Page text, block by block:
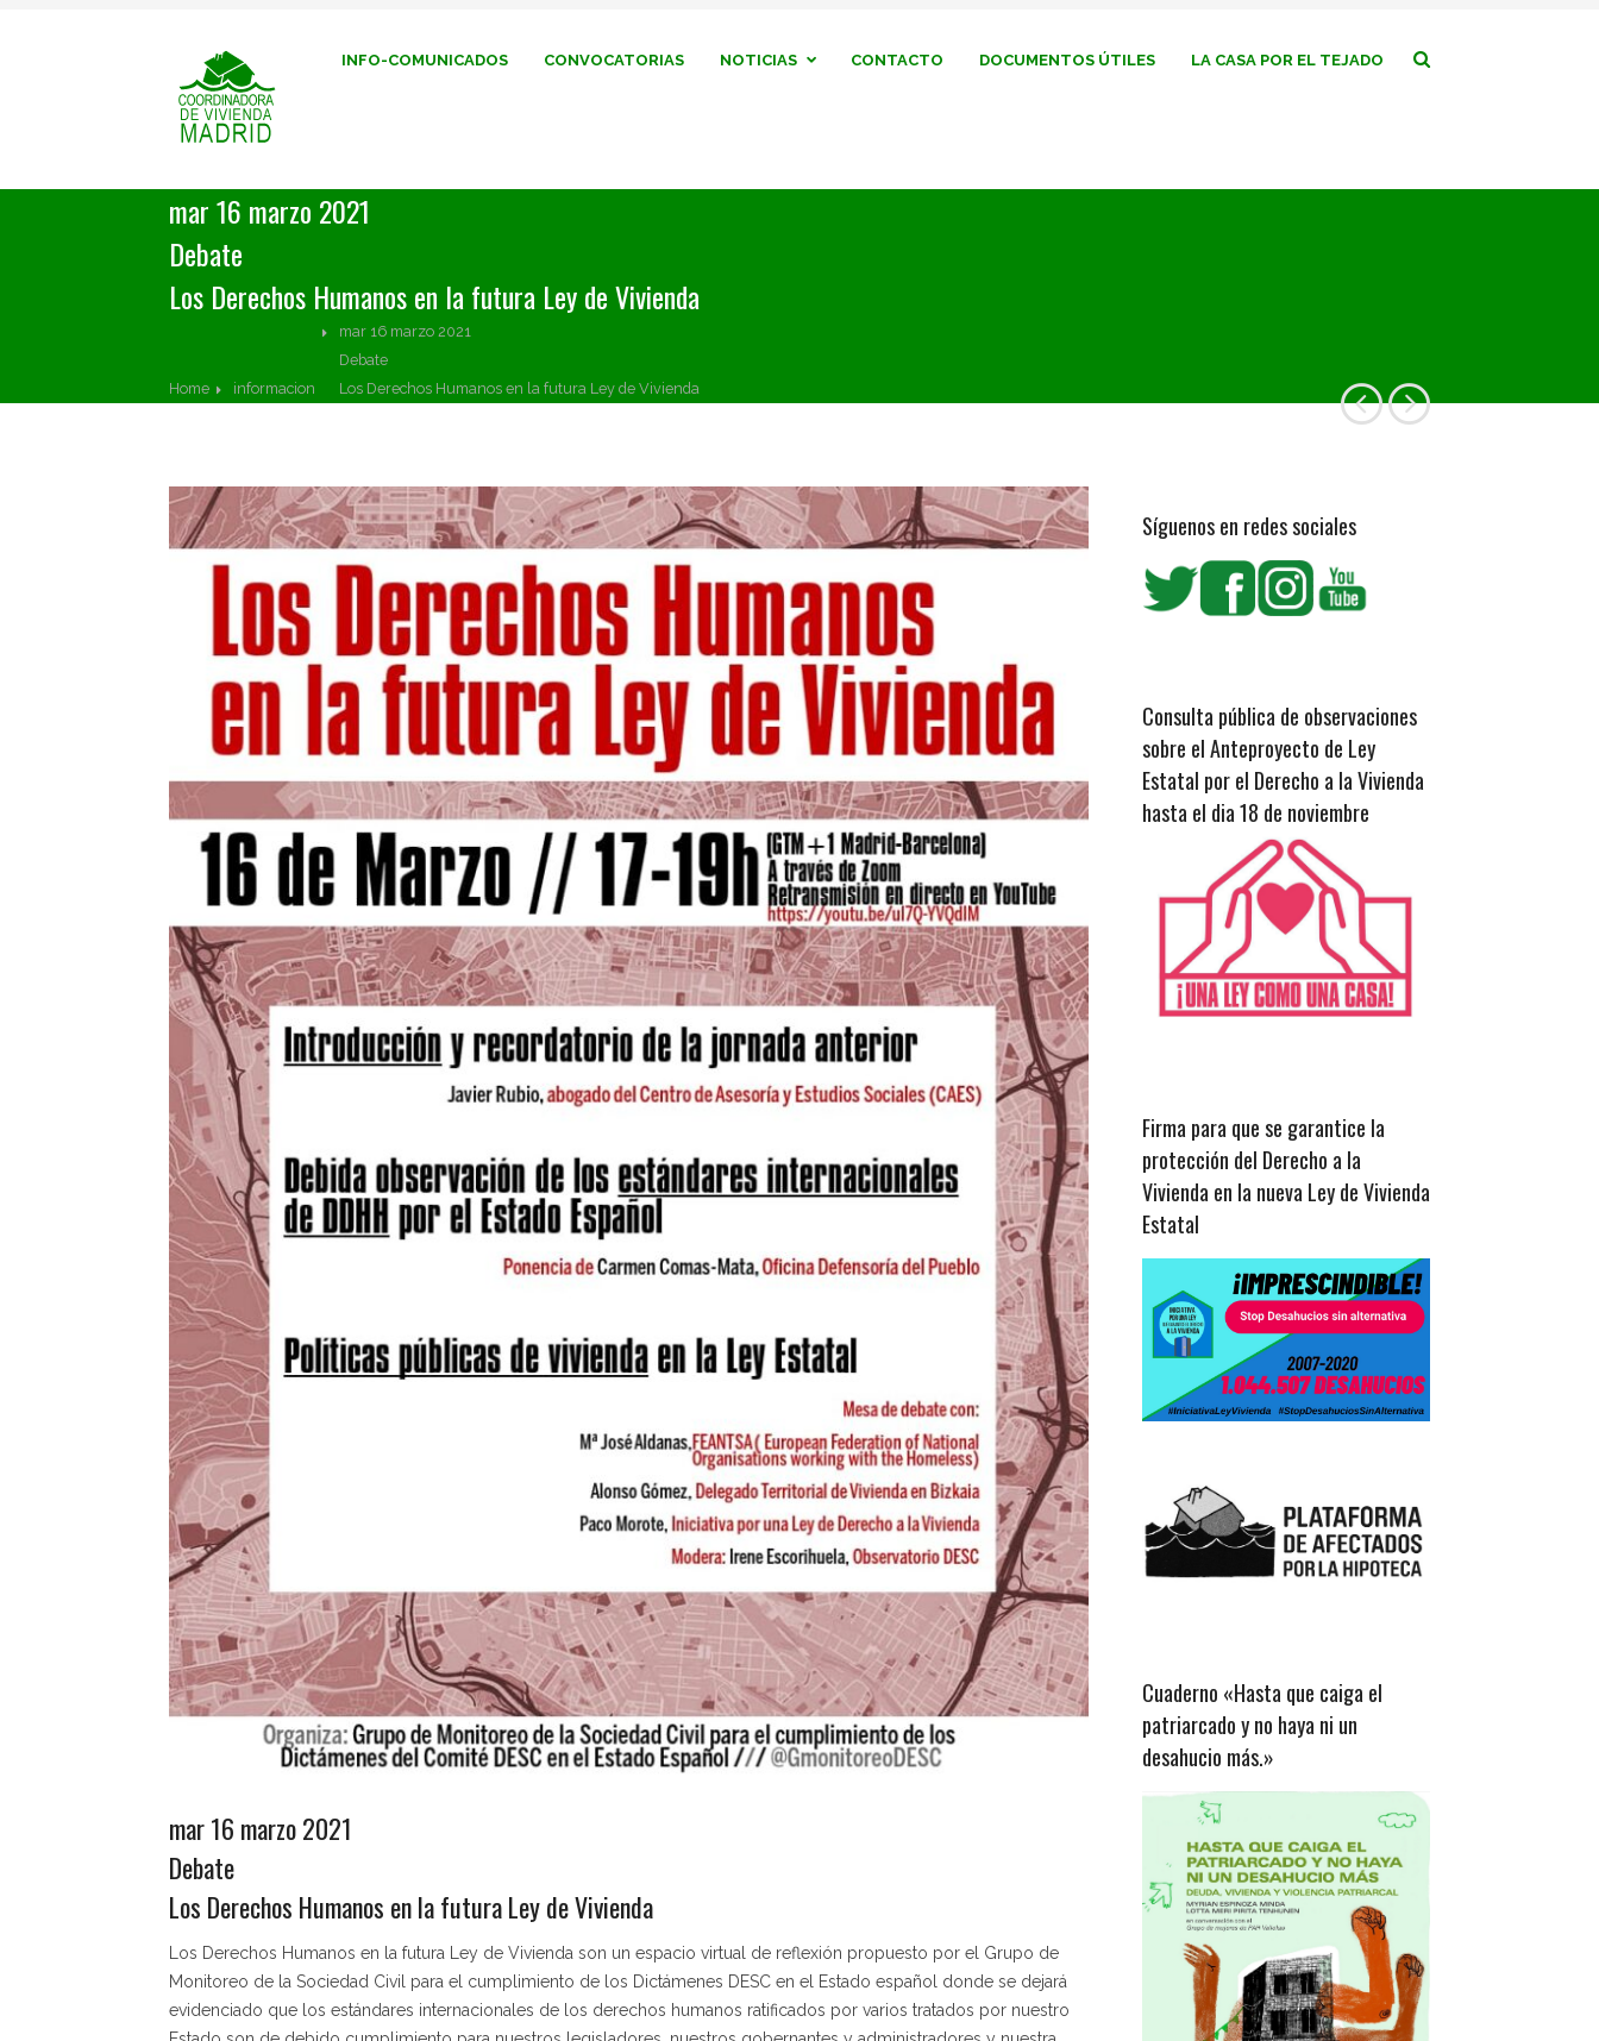
INFO-COMUNICADOS CONVOCATORIAS NOTICIAS CONTACTO DOCUMENTOS ÚTILES LA CASA POR EL TEJADO
mar 16 marzo 2021
Debate
Los Derechos Humanos en la futura Ley de Vivienda
Home informacion
mar 16 marzo 2021
Debate
Los Derechos Humanos en la futura Ley de Vivienda
mar 16 marzo 2021
Debate
Los Derechos Humanos en la futura Ley de Vivienda
Los Derechos Humanos en la futura Ley de Vivienda son un espacio virtual de reflexión propuesto por el Grupo de
Monitoreo de la Sociedad Civil para el cumplimiento de los Dictámenes DESC en el Estado español donde se dejará
evidenciado que los estándares internacionales de los derechos humanos ratificados por varios tratados por nuestro
Síguenos en redes sociales
Consulta pública de observaciones
sobre el Anteproyecto de Ley
Estatal por el Derecho a la Vivienda
hasta el dia 18 de noviembre
Firma para que se garantice la
protección del Derecho a la
Vivienda en la nueva Ley de Vivienda
Estatal
Cuaderno «Hasta que caiga el
patriarcado y no haya ni un
desahucio más.»